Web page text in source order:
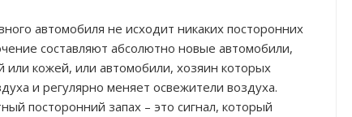
автомобиля не исходит никаких посторонних
составляют абсолютно новые автомобили,
или кожей, или автомобили, хозяин которых
и регулярно меняет освежители воздуха.
посторонний запах – это сигнал, который